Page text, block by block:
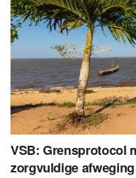
VSB: Grensprotocol
zorgvuldige